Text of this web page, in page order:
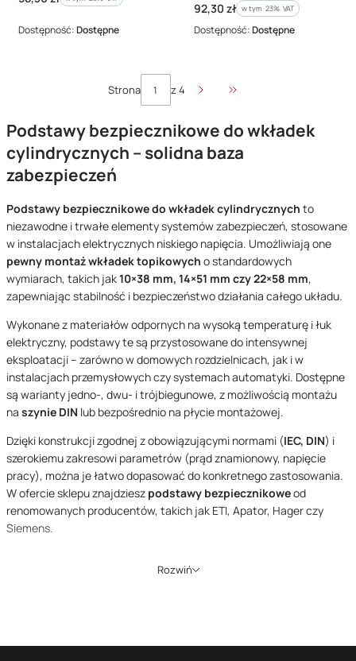
Dostępność:Dostępne
Cena brutto
92,30 zł w tym %s VAT
w tym 23% VAT
Dostępność:Dostępne
Strona z 4
Przejdź do ostatniej
Podstawy bezpiecznikowe do wkładek
cylindrycznych – solidna baza
zabezpieczeń
Podstawy bezpiecznikowe do wkładek cylindrycznych to
niezawodne i trwałe elementy systemów zabezpieczeń, stosowane
w instalacjach elektrycznych niskiego napięcia. Umożliwiają one
pewny montaż wkładek topikowych o standardowych
wymiarach, takich jak10×38 mm, 14×51 mm czy 22×58 mm,
zapewniając stabilność i bezpieczeństwo działania całego układu.
Wykonane z materiałów odpornych na wysoką temperaturę i łuk
elektryczny, podstawy te są przystosowane do intensywnej
eksploatacji – zarówno w domowych rozdzielnicach, jak i w
instalacjach przemysłowych czy systemach automatyki. Dostępne
są warianty jedno-, dwu- i trójbiegunowe, z możliwością montażu
na szynie DIN lub bezpośrednio na płycie montażowej.
Dzięki konstrukcji zgodnej z obowiązującymi normami (IEC, DIN) i
szerokiemu zakresowi parametrów (prąd znamionowy, napięcie
pracy), można je łatwo dopasować do konkretnego zastosowania.
W ofercie sklepu znajdziesz podstawy bezpiecznikoweod
renomowanych producentów, takich jak ETI, Apator, Hager czy
Siemens.
to klucz do skutecznej ochrony
Rozwiń